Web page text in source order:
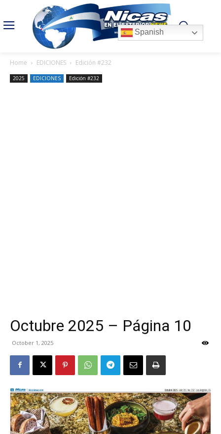
Home EDICIONES Edición #232
2025 EDICIONES Edición #232
Octubre 2025 – Página 10
October 1, 2025
Spanish